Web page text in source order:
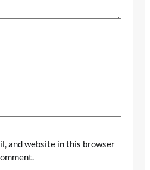
and website in this browser